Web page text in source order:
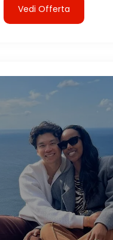
Vedi Offerta